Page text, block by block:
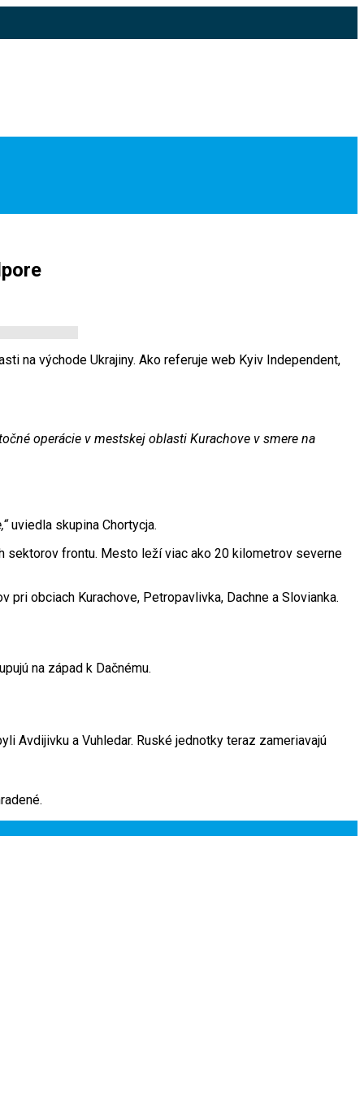
na východe Ukrajiny. Ako referuje web Kyiv Independent,
operácie v mestskej oblasti Kurachove v smere na
uviedla skupina Chortycja.
sektorov frontu. Mesto leží viac ako 20 kilometrov severne
obciach Kurachove, Petropavlivka, Dachne a Slovianka.
na západ k Dačnému.
Avdijivku a Vuhledar. Ruské jednotky teraz zameriavajú